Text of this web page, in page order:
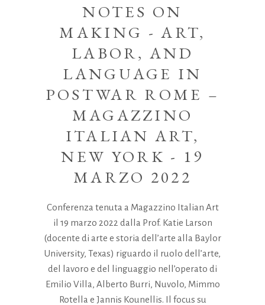
NOTES ON
MAKING - ART,
LABOR, AND
LANGUAGE IN
POSTWAR ROME –
MAGAZZINO
ITALIAN ART,
NEW YORK - 19
MARZO 2022
Conferenza tenuta a Magazzino Italian Art
il 19 marzo 2022 dalla Prof. Katie Larson
(docente di arte e storia dell’arte alla Baylor
University, Texas) riguardo il ruolo dell’arte,
del lavoro e del linguaggio nell’operato di
Emilio Villa, Alberto Burri, Nuvolo, Mimmo
Rotella e Jannis Kounellis. Il focus su